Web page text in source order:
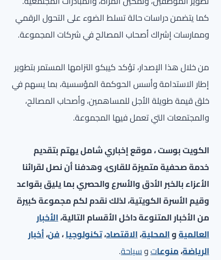
كما يتضمن دراسات حالة تسلط الضوء على التحول الرقمي
وممارسات إشراك أصحاب المصالح في شركات المجموعة.
من خلال هذا الإصدار، تؤكد كيبكو التزامها المستمر بتطوير
إطار الاستدامة وأسس الحوكمة المؤسسية، بما يسهم في
خلق قيمة طويلة الأجل للمساهمين، وأصحاب المصالح،
والمجتمعات التي تعمل فيها المجموعة.
الكويت بوست ، موقع إخباري شامل يهتم بتقديم
خدمة صحفية متميزة للقارئ، وهدفنا أن نصل لقرائنا
الأعزاء بالخبر الأدق والأسرع والحصري بما يليق بقواعد
وقيم الأسرة الكويتية، لذلك نقدم لكم مجموعة كبيرة
من الأخبار المتنوعة داخل الأقسام التالية،الأخبار
العالميةوالمحلية،الاقتصاد،تكنولوجيا،فن،أخبار
الرياضة،منوعاتوسياحة.